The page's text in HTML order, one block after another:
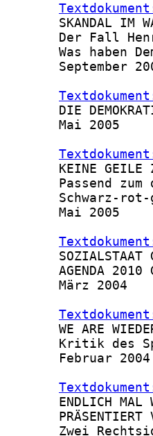
SKANDAL IM
Der Fall
Was haben
September
DIE
       Mai 2005
KEINE GEILE
Passend zum
Schwarz-
       Mai 2005
SOZIALSTAAT
AGENDA 2010
       März 2004
WE ARE
Kritik des
       Februar 2004
ENDLICH MAL
PRÄSENTIERT
Zwei